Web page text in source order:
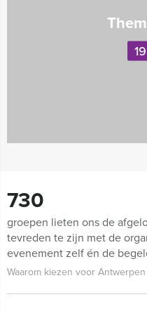
730
groepen lieten ons de
tevreden te zijn met de
evenement zelf én de
Waarom kiezen voor